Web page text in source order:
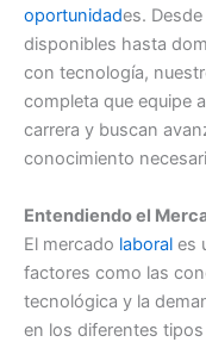
oportunidades.
disponibles hasta
con tecnología,
completa que equipe
carrera y buscan
conocimiento
Entendiendo el
El mercado laboral es
factores como las
tecnológica y la
en los diferentes